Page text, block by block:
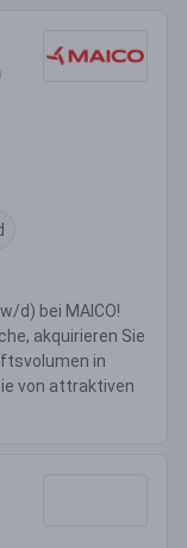
d) bei MAICO!
akquirieren Sie
in
von attraktiven